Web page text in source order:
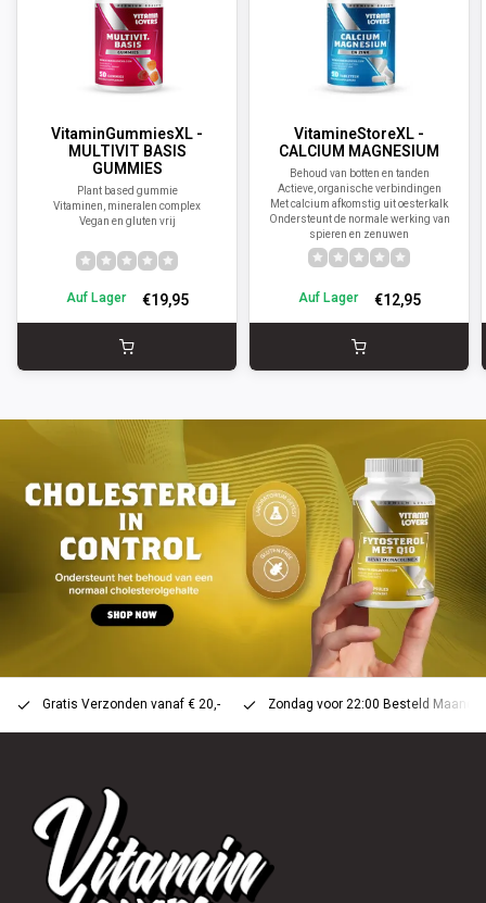
VitaminGummiesXL -
MULTIVIT BASIS
GUMMIES
Plant based gummie
Vitaminen, mineralen complex
Vegan en gluten vrij
€19,95
Auf Lager
VitamineStoreXL -
CALCIUM MAGNESIUM
Behoud van botten en tanden
Actieve, organische verbindingen
Met calcium afkomstig uit oesterkalk
Ondersteunt de normale werking van
spieren en zenuwen
€12,95
Auf Lager
Gratis Verzonden vanaf € 20,- Zondag voor 22:00 Besteld